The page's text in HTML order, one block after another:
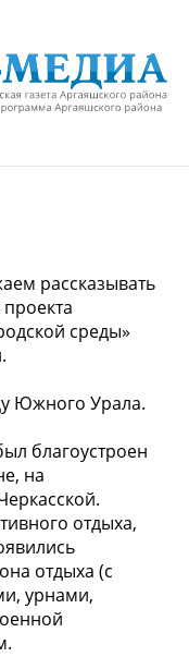
рассказывать
среды»
Южного Урала.
благоустроен
на
отдыха,
отдыха (с
урнами,